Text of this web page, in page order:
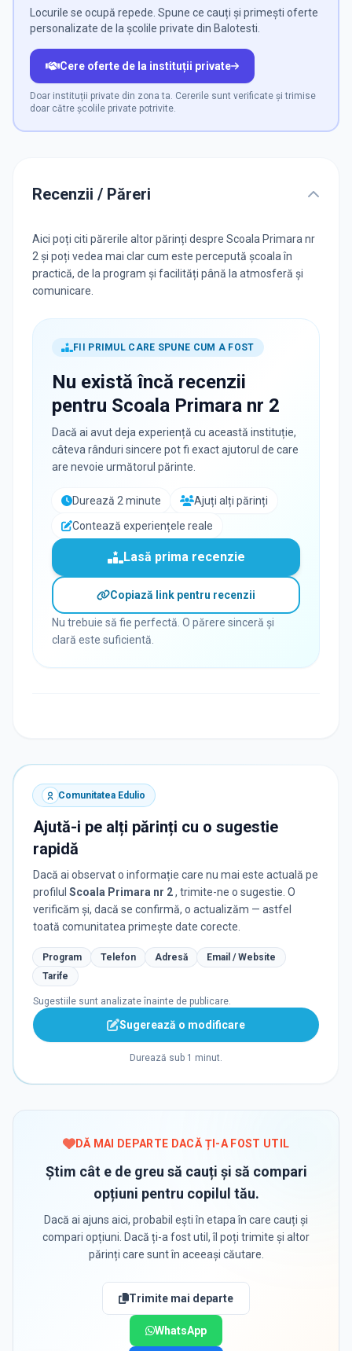
Locurile se ocupă repede. Spune ce cauți și primești oferte
personalizate de la școlile private din Balotesti.
Cere oferte de la instituții private
Doar instituții private din zona ta. Cererile sunt verificate și trimise
doar către școlile private potrivite.
Recenzii / Păreri
Aici poți citi părerile altor părinți despre Scoala Primara nr
2 și poți vedea mai clar cum este percepută școala în
practică, de la program și facilități până la atmosferă și
comunicare.
FII PRIMUL CARE SPUNE CUM A FOST
Nu există încă recenzii
pentru Scoala Primara nr 2
Dacă ai avut deja experiență cu această instituție,
câteva rânduri sincere pot fi exact ajutorul de care
are nevoie următorul părinte.
Durează 2 minute
Ajuți alți părinți
Contează experiențele reale
Lasă prima recenzie
Copiază link pentru recenzii
Nu trebuie să fie perfectă. O părere sinceră și
clară este suficientă.
Comunitatea Edulio
Ajută-i pe alți părinți cu o sugestie
rapidă
Dacă ai observat o informație care nu mai este actuală pe
profilul Scoala Primara nr 2, trimite-ne o sugestie. O
verificăm și, dacă se confirmă, o actualizăm — astfel
toată comunitatea primește date corecte.
Program Telefon Adresă
Email / Website
Tarife
Sugestiile sunt analizate înainte de publicare.
Sugerează o modificare
Durează sub 1 minut.
DĂ MAI DEPARTE DACĂ ȚI-A FOST UTIL
Știm cât e de greu să cauți și să compari
opțiuni pentru copilul tău.
Dacă ai ajuns aici, probabil ești în etapa în care cauți și
compari opțiuni. Dacă ți-a fost util, îl poți trimite și altor
părinți care sunt în aceeași căutare.
Trimite mai departe
WhatsApp